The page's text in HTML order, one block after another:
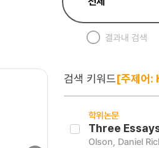
결과내 검색
검색 키워드[주제
학위논문
Three
Olson, Daniel